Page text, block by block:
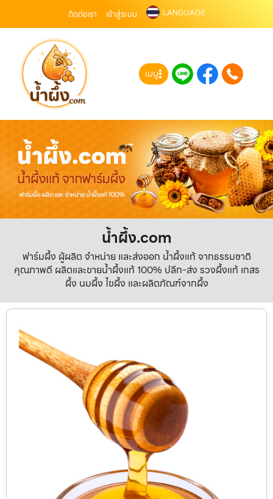
ติดต่อเรา เข้าสู่ระบบ LANGUAGE
เมนู
น้ำผึ้ง.com
ฟาร์มผึ้ง ผู้ผลิต จำหน่าย และส่งออก น้ำผึ้งแท้ จากธรรมชาติ
คุณภาพดี ผลิตและขายน้ำผึ้งแท้ 100% ปลีก-ส่ง รวงผึ้งแท้ เกสร
ผึ้ง นมผึ้ง ไขผึ้ง และผลิตภัณฑ์จากผึ้ง